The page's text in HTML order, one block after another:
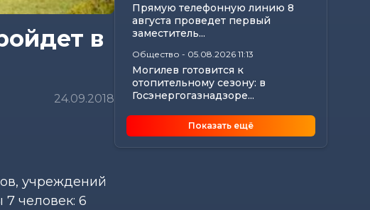
в
24.09.2018
учреждений
человек: 6
Прямую телефонную линию 8
августа проведет первый
заместитель...
Общество - 05.08.2026 11:13
Могилев готовится к
отопительному сезону: в
Госэнергогазнадзоре...
Калейдоскоп -05.08.2026 10:56
Что происходит с организмом,
если каждый день проходить
Показать ещё